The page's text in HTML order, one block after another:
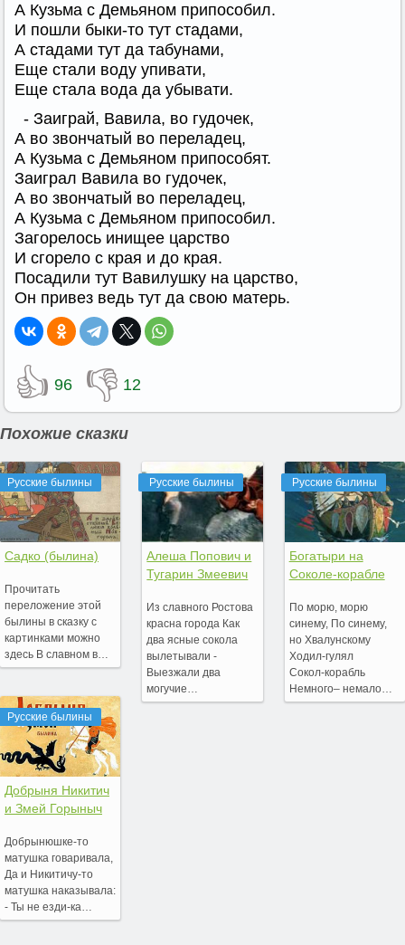
А Кузьма с Демьяном припособил.
И пошли быки-то тут стадами,
А стадами тут да табунами,
Еще стали воду упивати,
Еще стала вода да убывати.
- Заиграй, Вавила, во гудочек,
А во звончатый во переладец,
А Кузьма с Демьяном припособят.
Заиграл Вавила во гудочек,
А во звончатый во переладец,
А Кузьма с Демьяном припособил.
Загорелось инищее царство
И сгорело с края и до края.
Посадили тут Вавилушку на царство,
Он привез ведь тут да свою матерь.
👍 96 👎 12
Похожие сказки
Русские былины
Садко (былина)
Прочитать
переложение этой
былины в сказку с
картинками можно
здесь В славном в…
Русские былины
Добрыня Никитич
и Змей Горыныч
Добрынюшке-то
матушка говаривала,
Да и Никитичу-то
матушка наказывала:
- Ты не езди-ка…
Русские былины
Алеша Попович и
Тугарин Змеевич
Из славного Ростова
красна города Как
два ясные сокола
вылетывали -
Выезжали два
могучие…
Русские былины
Богатыри на
Соколе-корабле
По морю, морю
синему, По синему,
но Хвалунскому
Ходил‑гулял
Сокол‑корабль
Немного– немало…